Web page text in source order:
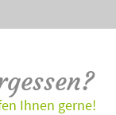
Ihnen gerne!